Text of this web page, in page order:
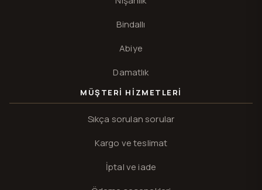
Bindallı
Abiye
Damatlık
MÜŞTERI HIZMETLERI
Sıkça sorulan sorular
Kargo ve teslimat
İptal ve iade